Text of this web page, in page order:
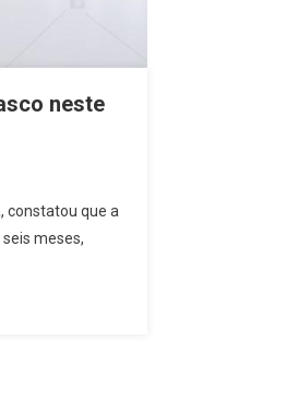
neste
constatou que a
meses,